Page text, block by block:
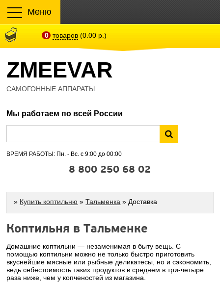
Меню
0 товаров (0.00 р.)
ZMEEVAR
САМОГОННЫЕ АППАРАТЫ
Мы работаем по всей России
ВРЕМЯ РАБОТЫ: Пн. - Вс. с 9:00 до 00:00
8 800 250 68 02
» Купить коптильню »Тальменка » Доставка
Коптильня в Тальменке
Домашние коптильни — незаменимая в быту вещь. С
помощью коптильни можно не только быстро приготовить
вкуснейшие мясные или рыбные деликатесы, но и сэкономить,
ведь себестоимость таких продуктов в среднем в три-четыре
раза ниже, чем у копченостей из магазина.